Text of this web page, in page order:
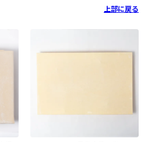
上部に戻る